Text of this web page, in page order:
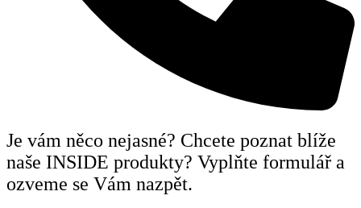
Je vám něco nejasné? Chcete poznat blíže
naše INSIDE produkty? Vyplňte formulář a
ozveme se Vám nazpět.